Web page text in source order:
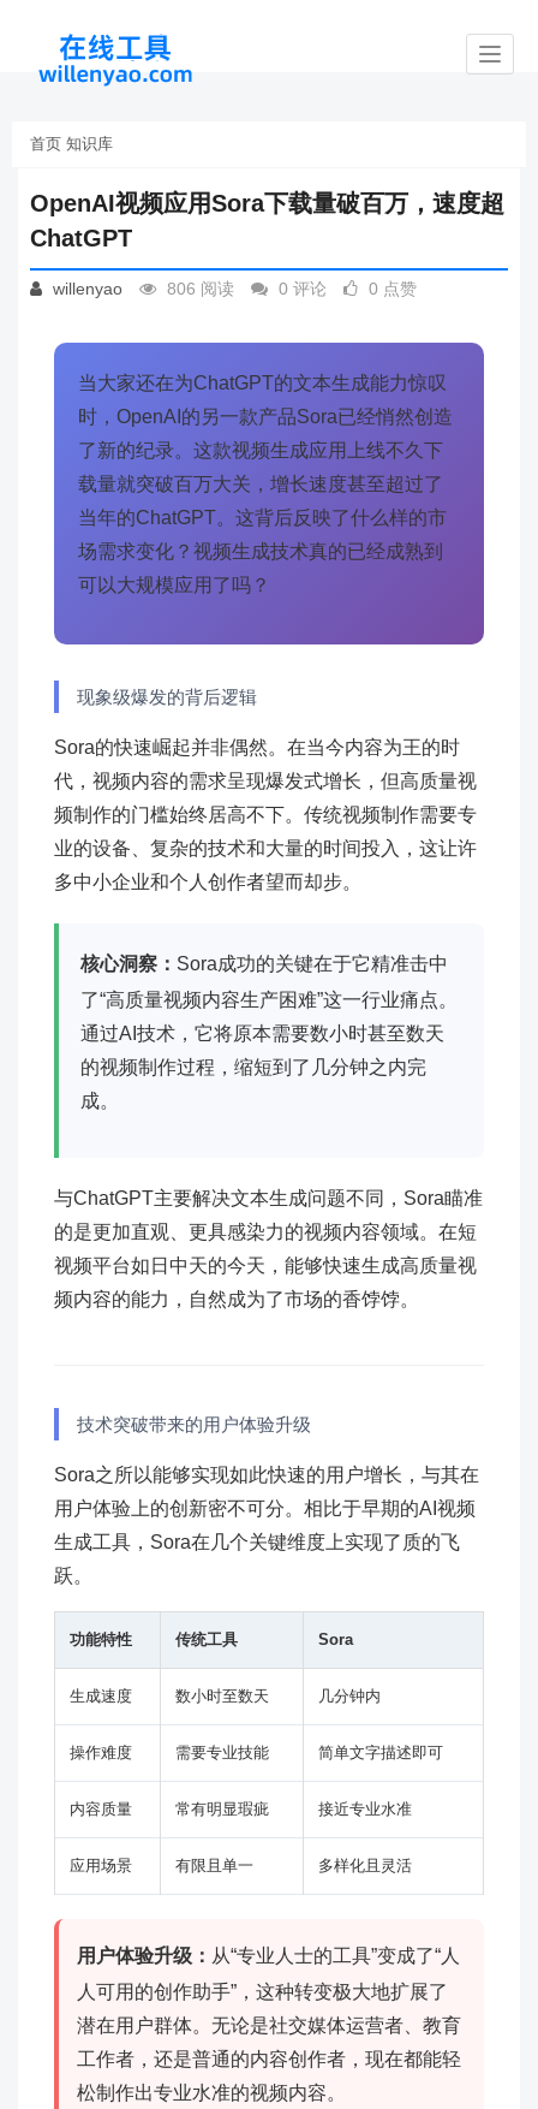
Toggle
首页 知识库
OpenAI视频应用Sora下载量破百万，速度超
ChatGPT
willenyao 806 阅读 0 评论 0 点赞
当大家还在为ChatGPT的文本生成能力惊叹
时，OpenAI的另一款产品Sora已经悄然创造
了新的纪录。这款视频生成应用上线不久下
载量就突破百万大关，增长速度甚至超过了
当年的ChatGPT。这背后反映了什么样的市
场需求变化？视频生成技术真的已经成熟到
可以大规模应用了吗？
现象级爆发的背后逻辑
Sora的快速崛起并非偶然。在当今内容为王的时
代，视频内容的需求呈现爆发式增长，但高质量视
频制作的门槛始终居高不下。传统视频制作需要专
业的设备、复杂的技术和大量的时间投入，这让许
多中小企业和个人创作者望而却步。
核心洞察： Sora成功的关键在于它精准击中
了“高质量视频内容生产困难”这一行业痛点。
通过AI技术，它将原本需要数小时甚至数天
的视频制作过程，缩短到了几分钟之内完
成。
与ChatGPT主要解决文本生成问题不同，Sora瞄准
的是更加直观、更具感染力的视频内容领域。在短
视频平台如日中天的今天，能够快速生成高质量视
频内容的能力，自然成为了市场的香饽饽。
技术突破带来的用户体验升级
Sora之所以能够实现如此快速的用户增长，与其在
用户体验上的创新密不可分。相比于早期的AI视频
生成工具，Sora在几个关键维度上实现了质的飞
跃。
功能特性 传统工具 Sora
生成速度 数小时至数天 几分钟内
操作难度 需要专业技能 简单文字描述即可
内容质量 常有明显瑕疵 接近专业水准
应用场景 有限且单一 多样化且灵活
用户体验升级： 从“专业人士的工具”变成了“人
人可用的创作助手”，这种转变极大地扩展了
潜在用户群体。无论是社交媒体运营者、教育
工作者，还是普通的内容创作者，现在都能轻
松制作出专业水准的视频内容。